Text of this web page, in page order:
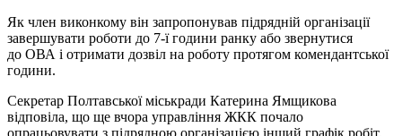
Як член виконкому він запропонував підрядній організації
завершувати роботи до 7-ї години ранку або звернутися
до ОВА і отримати дозвіл на роботу протягом комендантської
години.
Секретар Полтавської міськради Катерина Ямщикова
відповіла, що ще вчора управління ЖКК почало
опрацьовувати з підрядною організацією інший графік робіт,